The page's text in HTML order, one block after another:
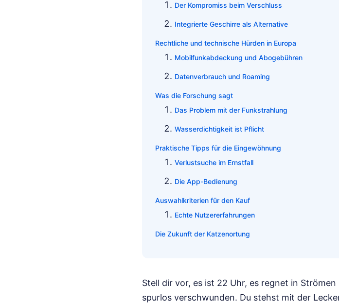
Der Kompromiss beim Verschluss
Integrierte Geschirre als Alternative
Rechtliche und technische Hürden in Europa
Mobilfunkabdeckung und Abogebühren
Datenverbrauch und Roaming
Was die Forschung sagt
Das Problem mit der Funkstrahlung
Wasserdichtigkeit ist Pflicht
Praktische Tipps für die Eingewöhnung
Verlustsuche im Ernstfall
Die App-Bedienung
Auswahlkriterien für den Kauf
Echte Nutzererfahrungen
Die Zukunft der Katzenortung
Stell dir vor, es ist 22 Uhr, es regnet in
spurlos verschwunden. Du stehst mit der